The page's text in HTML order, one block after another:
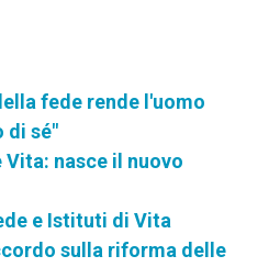
fede rende l'uomo
di sé"
nasce il nuovo
e Istituti di Vita
sulla riforma delle